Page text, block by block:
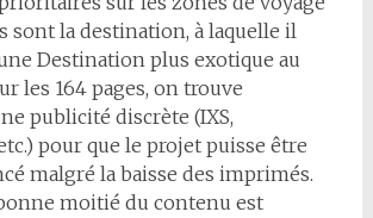
sont la destination, à laquelle il
Destination plus exotique au
les 164 pages, on trouve
publicité discrète (IXS,
pour que le projet puisse être
malgré la baisse des imprimés.
moitié du contenu est